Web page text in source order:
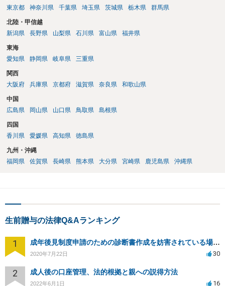
東京都
神奈川県 千葉県 埼玉県 茨城県 栃木県 群馬県
北陸・甲信越
新潟県
長野県 山梨県 石川県 富山県 福井県
東海
愛知県
静岡県 岐阜県 三重県
関西
大阪府
兵庫県 京都府 滋賀県 奈良県 和歌山県
中国
広島県
岡山県 山口県 鳥取県 島根県
四国
香川県
愛媛県 高知県 徳島県
九州・沖縄
福岡県
佐賀県 長崎県 熊本県 大分県 宮崎県 鹿児島県 沖縄県
生前贈与の法律Q&Aランキング
1 成年後見制度申請のための診断書作成を妨害されている場合、法律家に対策を依頼できることはありますか？
2020年7月22日 30
2 成人後の口座管理、法的根拠と親への説得方法
2022年6月1日 16